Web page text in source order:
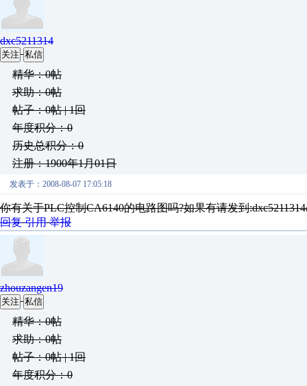
dxc5211314
关注 私信
精华：0帖
求助：0帖
帖子：0帖 | 1回
年度积分：0
历史总积分：0
注册：1900年1月01日
发表于：2008-08-07 17:05:18
你有关于PLC控制CA6140的电路图吗?如果有请发到
回复 引用 举报
zhouzangen19
关注 私信
精华：0帖
求助：0帖
帖子：0帖 | 1回
年度积分：0